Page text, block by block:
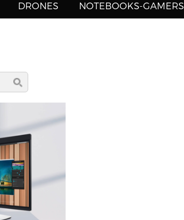
DRONES NOTEBOOKS-GAMERS